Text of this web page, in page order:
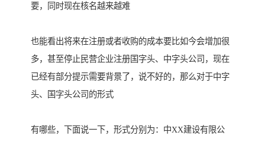
要，同时现在核名越来越难
也能看出将来在注册或者收购的成本要比如今会增加很
多，甚至停止民营企业注册国字头、中字头公司，现在
已经有部分提示需要背景了，说不好的，那么对于中字
头、国字头公司的形式
有哪些，下面说一下，形式分别为：中XX建设有限公